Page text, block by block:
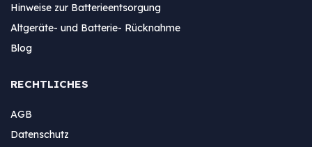
Hinweise zur Batterieentsorgung
Altgeräte- und Batterie- Rücknahme
Blog
RECHTLICHES
AGB
Datenschutz